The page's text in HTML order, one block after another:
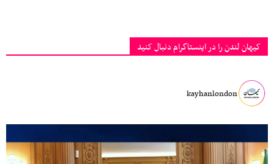
کیهان لندن را در اینستاگرام دنبال کنید
kayhanlondon